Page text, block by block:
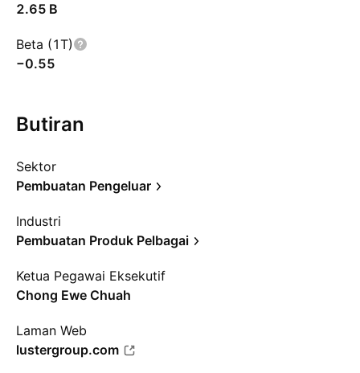
‪2.65 B‬
Beta (1T)
−0.55
Butiran
Sektor
Pembuatan Pengeluar
Industri
Pembuatan Produk Pelbagai
Ketua Pegawai Eksekutif
Chong Ewe Chuah
Laman Web
lustergroup.com